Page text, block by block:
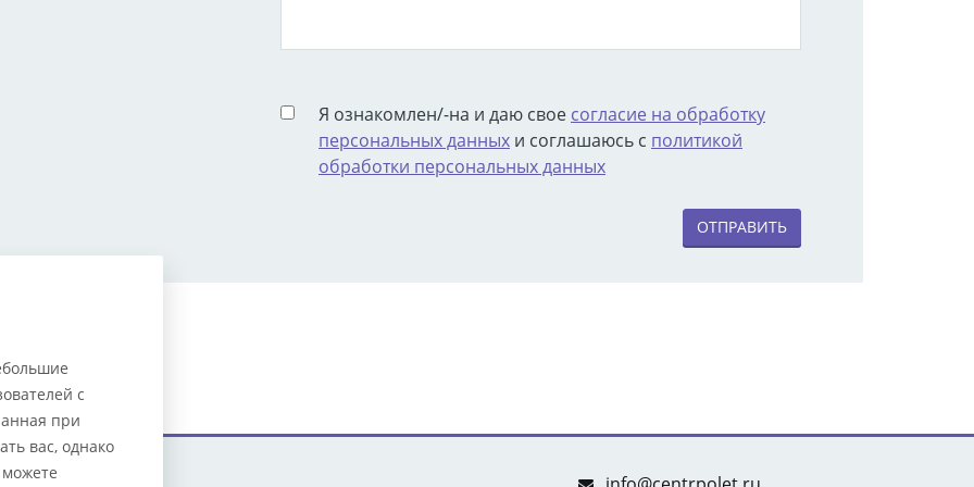
Я ознакомлен/-на и даю свое согласие на обработку
персональных данных и соглашаюсь с политикой
обработки персональных данных
ОТПРАВИТЬ
к списку
с
при
вас, однако